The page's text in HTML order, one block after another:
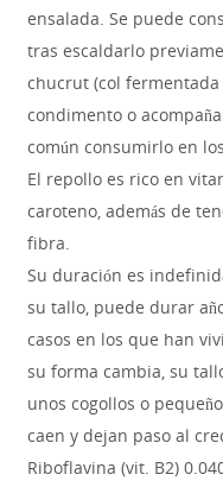
ensalada. Se puede
tras escaldarlo
chucrut (col
condimento o
común consumirlo en
El repollo es rico en
caroteno, además de
fibra.
Su duración es
su tallo, puede durar
casos en los que han
su forma cambia, su
unos cogollos o
caen y dejan paso al
Riboflavina (vit. B2)